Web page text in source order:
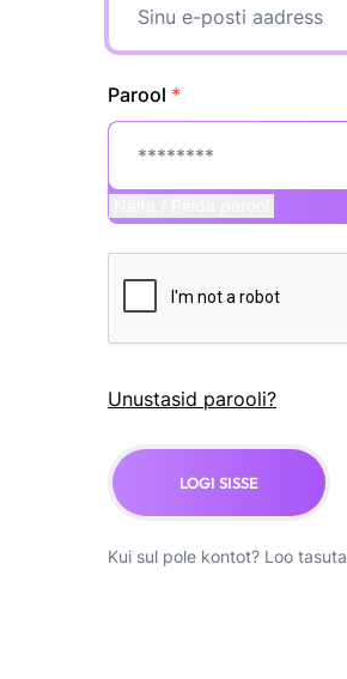
Parool *
Unustasid parooli?
LOGI SISSE
Kui sul pole kontot? Loo